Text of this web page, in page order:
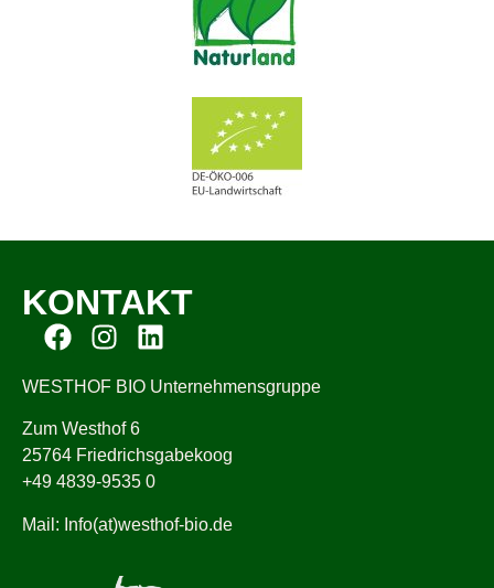
KONTAKT
WESTHOF BIO Unternehmensgruppe
Zum Westhof 6
25764 Friedrichsgabekoog
+49 4839-9535 0
Mail: Info(at)westhof-bio.de